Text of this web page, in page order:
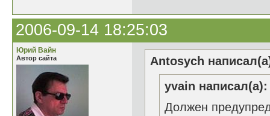
2006-09-14 18:25:03
Юрий Вайн
Автор сайта
Antosych
yvain написал(а):
Должен